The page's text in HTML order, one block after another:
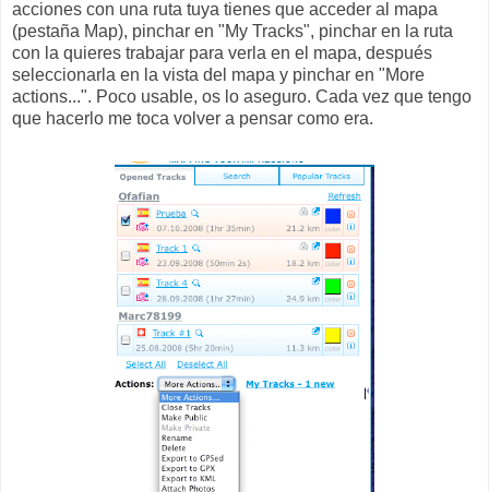
acciones con una ruta tuya tienes que acceder al mapa
(pestaña Map), pinchar en "My Tracks", pinchar en la ruta
con la quieres trabajar para verla en el mapa, después
seleccionarla en la vista del mapa y pinchar en "More
actions...". Poco usable, os lo aseguro. Cada vez que tengo
que hacerlo me toca volver a pensar como era.